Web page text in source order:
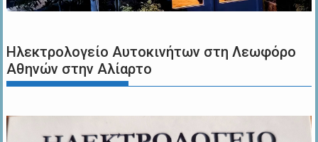
Ηλεκτρολογείο Αυτοκινήτων στη Λεωφόρο
Αθηνών στην Αλίαρτο